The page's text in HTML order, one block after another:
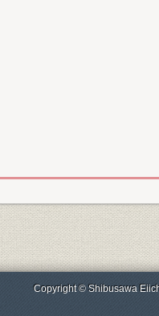
Copyright © Shibusawa